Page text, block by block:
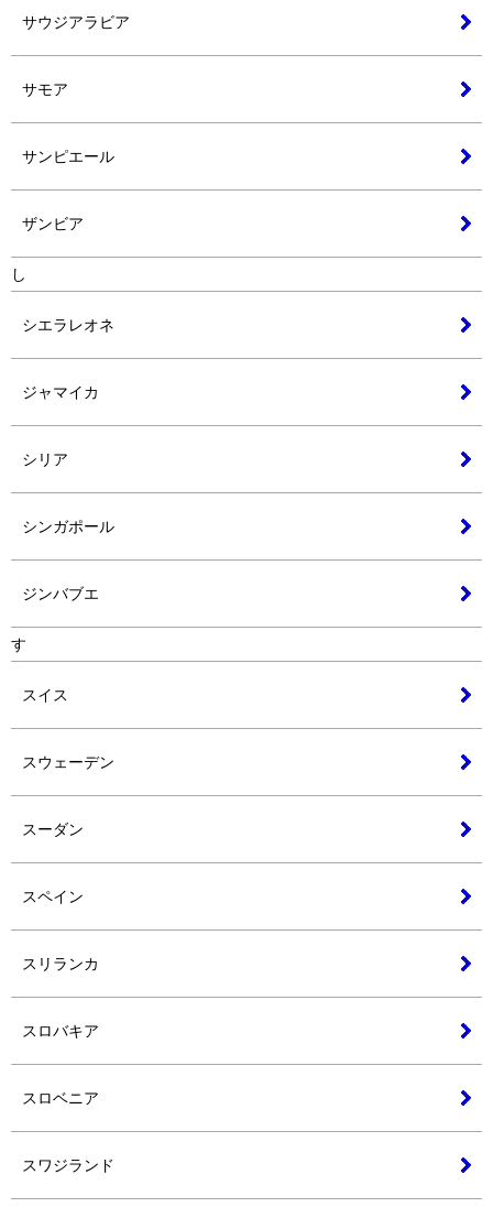
サウジアラビア
サモア
サンピエール
ザンビア
し
シエラレオネ
ジャマイカ
シリア
シンガポール
ジンバブエ
す
スイス
スウェーデン
スーダン
スペイン
スリランカ
スロバキア
スロベニア
スワジランド